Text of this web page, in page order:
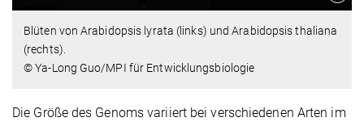
Blüten von Arabidopsis lyrata (links) und Arabidopsis thaliana
(rechts).
© Ya-Long Guo/MPI für Entwicklungsbiologie
Die Größe des Genoms variiert bei verschiedenen Arten im